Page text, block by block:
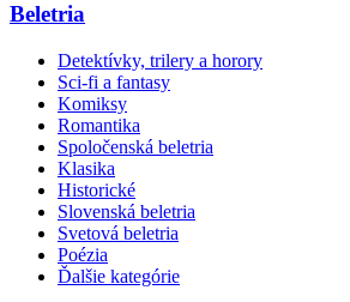
Beletria
Detektívky, trilery a horory
Sci-fi a fantasy
Komiksy
Romantika
Spoločenská beletria
Klasika
Historické
Slovenská beletria
Svetová beletria
Poézia
Ďalšie kategórie